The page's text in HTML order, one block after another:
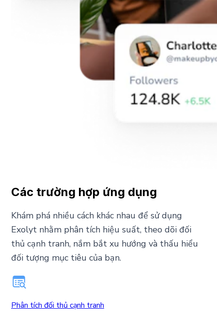
Các trường hợp ứng dụng
Khám phá nhiều cách khác nhau để sử dụng
Exolyt nhằm phân tích hiệu suất, theo dõi đối
thủ cạnh tranh, nắm bắt xu hướng và thấu hiểu
đối tượng mục tiêu của bạn.
Phân tích đối thủ cạnh tranh